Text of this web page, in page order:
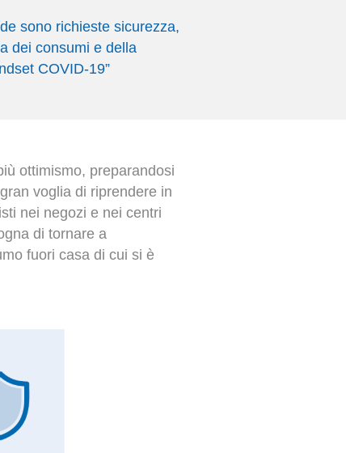
sono richieste sicurezza,
dei consumi e della
COVID-19”
ottimismo, preparandosi
voglia di riprendere in
nei negozi e nei centri
di tornare a
fuori casa di cui si è